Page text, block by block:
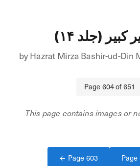
(جلد ۱۴)
byHazrat Mirza Bashir-ud-Din
Page604of651
This page contains images or
← Page603 Page